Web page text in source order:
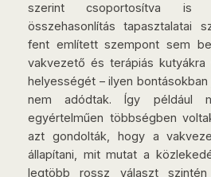
szerint csoportosítva is
összehasonlítás tapasztalatai
fent említett szempont sem
vakvezető és terápiás
helyességét – ilyen
nem adódtak. Így például
egyértelműen többségben
azt gondolták, hogy a
állapítani, mit mutat a
legtöbb rossz választ szintén